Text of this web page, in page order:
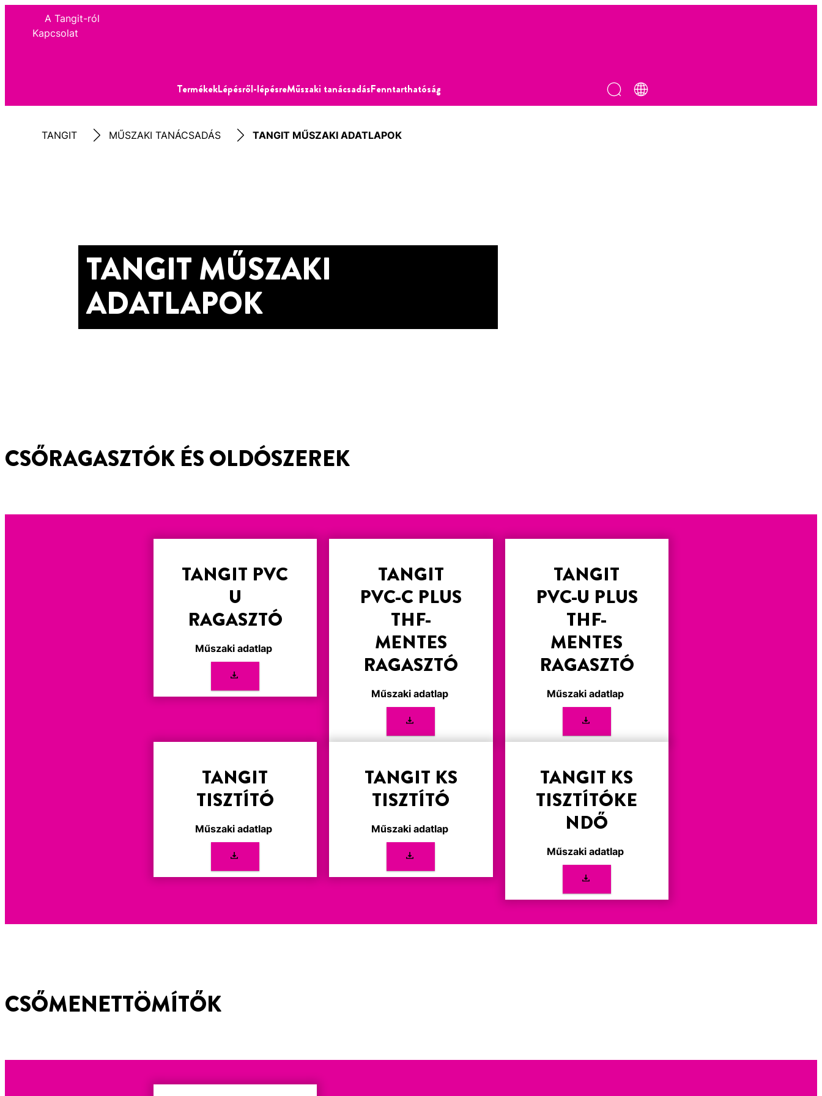
A Tangit-ról
Kapcsolat
TermékekLépésről-lépésreMűszaki tanácsadásFenntarthatóság
TANGIT MŰSZAKI TANÁCSADÁS TANGIT MŰSZAKI ADATLAPOK
TANGIT MŰSZAKI
ADATLAPOK
CSŐRAGASZTÓK ÉS OLDÓSZEREK
TANGIT PVC
U
RAGASZTÓ
Műszaki adatlap
TANGIT
PVC-C PLUS
THF-
MENTES
RAGASZTÓ
Műszaki adatlap
TANGIT
PVC-U PLUS
THF-
MENTES
RAGASZTÓ
Műszaki adatlap
TANGIT
TISZTÍTÓ
Műszaki adatlap
TANGIT KS
TISZTÍTÓ
Műszaki adatlap
TANGIT KS
TISZTÍTÓKE
NDŐ
Műszaki adatlap
CSŐMENETTÖMÍTŐK